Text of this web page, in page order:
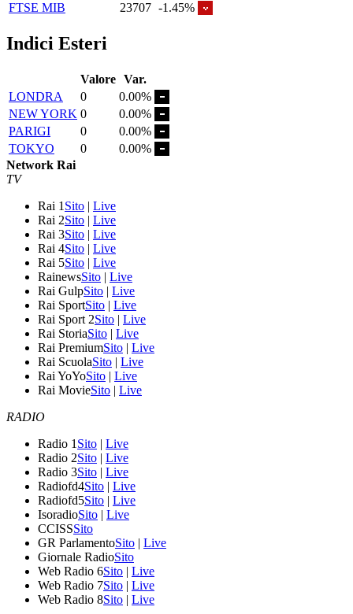
FTSE MIB
23707 -1.45%
Indici Esteri
Valore Var.
LONDRA
0
0.00%
NEW YORK 0
0.00%
PARIGI
0
0.00%
TOKYO
0
0.00%
Network Rai
TV
Rai 1 Sito | Live
Rai 2Sito | Live
Rai 3Sito | Live
Rai 4Sito | Live
Rai 5Sito | Live
RainewsSito | Live
Rai GulpSito | Live
Rai SportSito | Live
Rai Sport 2Sito | Live
Rai StoriaSito | Live
Rai PremiumSito | Live
Rai ScuolaSito | Live
Rai YoYoSito | Live
Rai MovieSito | Live
RADIO
Radio 1 Sito | Live
Radio 2Sito | Live
Radio 3Sito | Live
Radiofd4Sito | Live
Radiofd5Sito | Live
IsoradioSito | Live
CCISSSito
GR ParlamentoSito | Live
Giornale RadioSito
Web Radio 6Sito | Live
Web Radio 7Sito | Live
Web Radio 8Sito | Live